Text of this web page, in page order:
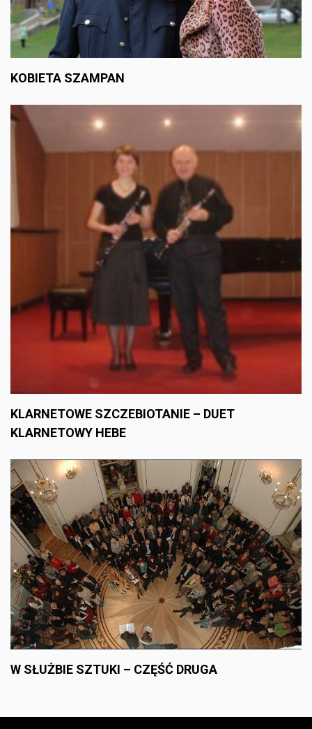
KOBIETA SZAMPAN
KLARNETOWE SZCZEBIOTANIE – DUET
KLARNETOWY HEBE
W SŁUŻBIE SZTUKI – CZĘŚĆ DRUGA